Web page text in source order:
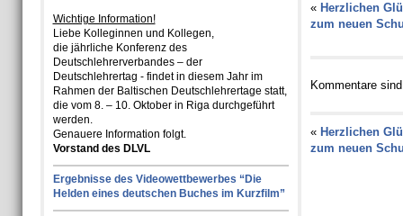
Wichtige Information!
Liebe Kolleginnen und Kollegen,
die jährliche Konferenz des
Deutschlehrerverbandes – der
Deutschlehrertag - findet in diesem Jahr im
Rahmen der Baltischen Deutschlehrertage statt,
die vom 8. – 10. Oktober in Riga durchgeführt
werden.
Genauere Information folgt.
Vorstand des DLVL
Ergebnisse des Videowettbewerbes “Die
Helden eines deutschen Buches im Kurzfilm”
« Herzlichen
zum neuen
Kommentare
« Herzlichen
zum neuen